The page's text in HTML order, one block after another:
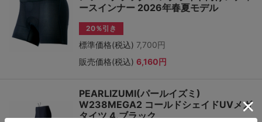
ースインナー 2026年春夏モデル
20％引き
標準価格(税込) 7,700円
販売価格(税込) 6,160円
PEARLIZUMI(パールイズミ)
W238MEGA2 コールドシェイドUVメガ
タイツ 4.ブラック